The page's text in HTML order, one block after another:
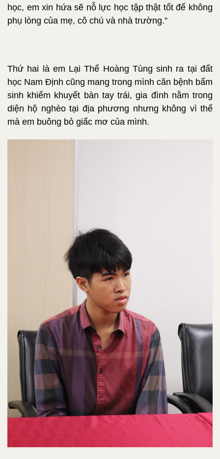
học, em xin hứa sẽ nỗ lực học tập thật tốt để không
phụ lòng của mẹ, cô chú và nhà trường.”
Thứ hai là em Lại Thế Hoàng Tùng sinh ra tại đất
học Nam Định cũng mang trong mình căn bệnh bẩm
sinh khiếm khuyết bàn tay trái, gia đình nằm trong
diện hộ nghèo tại địa phương nhưng không vì thế
mà em buông bỏ giấc mơ của mình.